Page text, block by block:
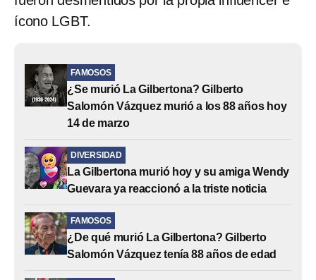
ícono LGBT.
FAMOSOS
¿Se murió La Gilbertona? Gilberto
Salomón Vázquez murió a los 88 años hoy
14 de marzo
DIVERSIDAD
La Gilbertona murió hoy y su amiga Wendy
Guevara ya reaccionó a la triste noticia
FAMOSOS
¿De qué murió La Gilbertona? Gilberto
Salomón Vázquez tenía 88 años de edad